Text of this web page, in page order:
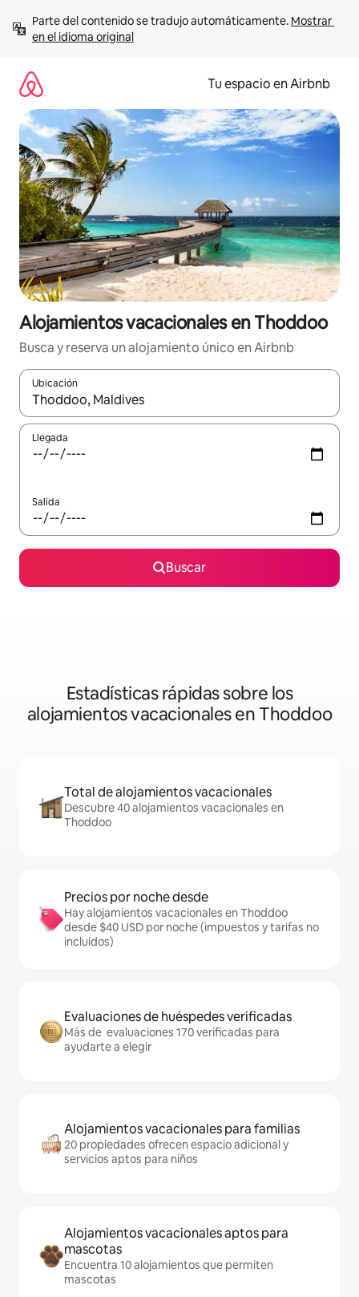
contenido
Parte del contenido se tradujo automáticamente. Mostrar
en el idioma original
Tu espacio en Airbnb
Alojamientos vacacionales en Thoddoo
Busca y reserva un alojamiento único en Airbnb
Ubicación
Cuando los resultados estén disponibles, podrás navegar
Llegada
Salida
Buscar
Estadísticas rápidas sobre los
alojamientos vacacionales en Thoddoo
Total de alojamientos vacacionales
Descubre 40 alojamientos vacacionales en
Thoddoo
Precios por noche desde
Hay alojamientos vacacionales en Thoddoo
desde $40 USD por noche (impuestos y tarifas no
incluidos)
Evaluaciones de huéspedes verificadas
Más de evaluaciones 170 verificadas para
ayudarte a elegir
Alojamientos vacacionales para familias
20 propiedades ofrecen espacio adicional y
servicios aptos para niños
Alojamientos vacacionales aptos para
mascotas
Encuentra 10 alojamientos que permiten
mascotas